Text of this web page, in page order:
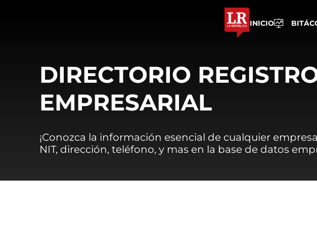
INICIO
DIRECTORIO
EMPRESARIAL
¡Conozca la información esencial de cualquier
NIT, dirección, teléfono, y mas en la base de datos